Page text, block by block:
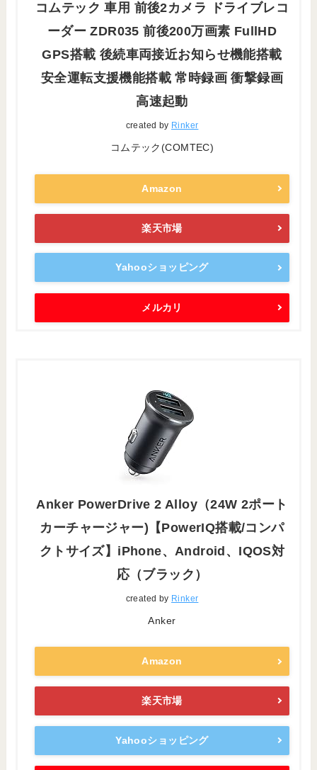
コムテック 車用 前後2カメラ ドライブレコ
ーダー ZDR035 前後200万画素 FullHD
GPS搭載 後続車両接近お知らせ機能搭載
安全運転支援機能搭載 常時録画 衝撃録画
高速起動
created by Rinker
コムテック(COMTEC)
Amazon
楽天市場
Yahooショッピング
メルカリ
Anker PowerDrive 2 Alloy（24W 2ポート
カーチャージャー)【PowerIQ搭載/コンパ
クトサイズ】iPhone、Android、IQOS対
応（ブラック）
created by Rinker
Anker
Amazon
楽天市場
Yahooショッピング